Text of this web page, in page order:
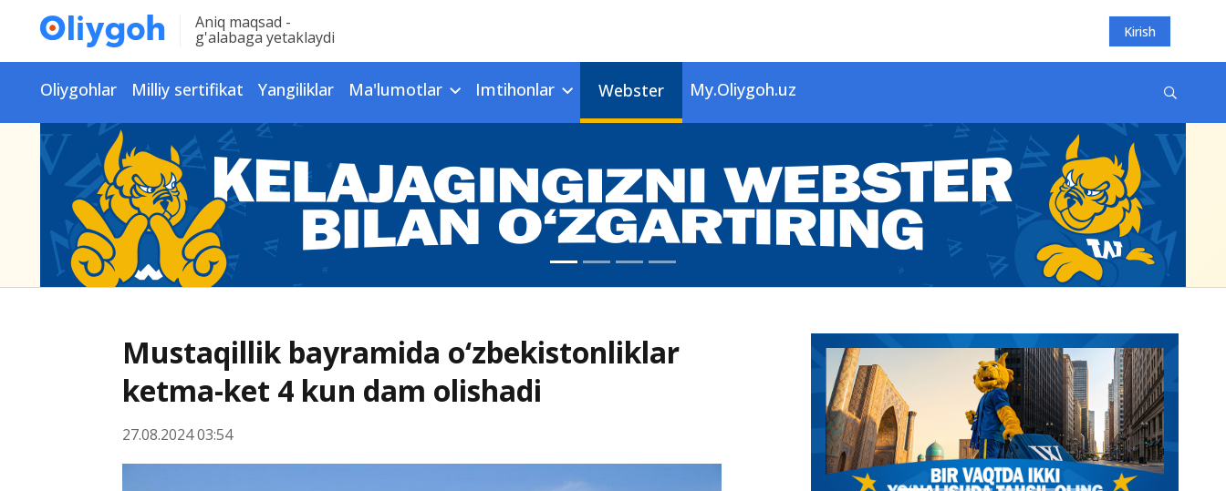
Aniq maqsad -
g'alabaga yetaklaydi Kirish
Oliygohlar Milliy sertifikat Yangiliklar Ma'lumotlar Imtihonlar Webster My.Oliygoh.uz
Mustaqillik bayramida o‘zbekistonliklar
ketma-ket 4 kun dam olishadi
27.08.2024 03:54